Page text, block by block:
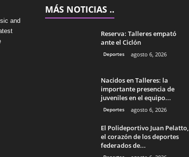
and
MÁS NOTICIAS ..
Reserva: Talleres empató
ante el Ciclón
Deportes agosto 6, 2026
Nacidos en Talleres: la
importante presencia de
juveniles en el equipo...
Deportes agosto 6, 2026
El Polideportivo Juan Pelatto,
el corazón de los deportes
federados de...